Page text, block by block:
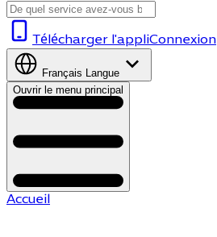
Télécharger l'appliConnexion
Français Langue
Ouvrir le menu principal
Accueil